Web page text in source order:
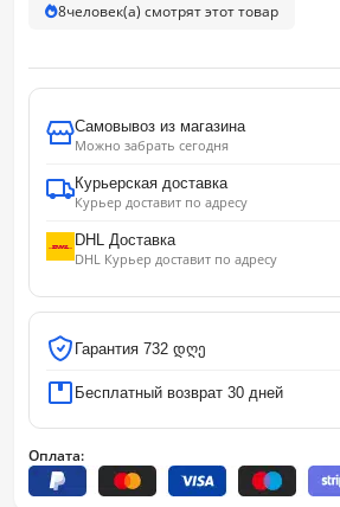
8человек(а) смотрят этот товар
Самовывоз из магазина
Можно забрать сегодня
Курьерская доставка
Курьер доставит по адресу
DHL Доставка
DHL Курьер доставит по адресу
Гарантия 732 დღე
Бесплатный возврат 30 дней
Оплата: